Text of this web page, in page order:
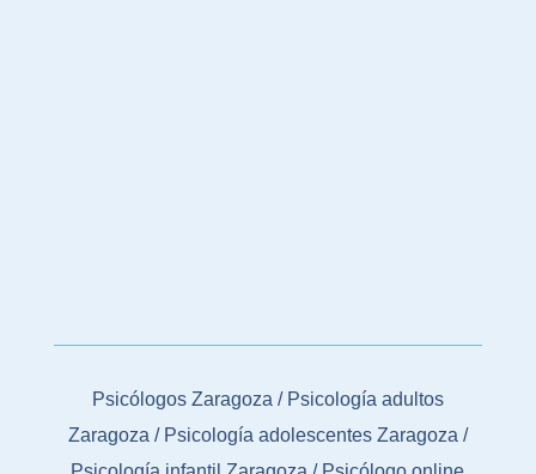
Psicólogos Zaragoza / Psicología adultos
Zaragoza / Psicología adolescentes Zaragoza /